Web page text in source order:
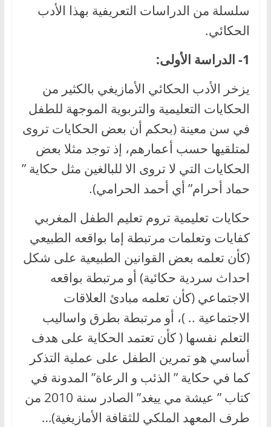
سلسلة من الدراسات التعريفية بهذا الأدب
الحكائي.
1- الدراسة الأولى:
يزخر الأدب الحكائي الأمازيغي بالكثير من
الحكايات التعليمية والتربوية الموجهة للطفل
في سن معينة (بحكم أن بعض الحكايات تروى
لمتلقيها حسب أعمارهم، إذ توجد مثلا بعض
الحكايات التي لا تروى الا للبالغين مثل حكاية ”
حماد أحرام” أي أحمد الحرامي).
حكايات تعليمية تروم تعليم الطفل المغربي
كفايات وتعلمات مرتبطة إما بواقعه الطبيعي
(كأن تعلمه بعض القوانين الطبيعية على شكل
احداث سردية حكائية) أو مرتبطة بواقعه
الاجتماعي (كأن تعلمه مبادئ العلاقات
الاجتماعية .. )، أو مرتبطة بطرق واساليب
التعلم نفسها ( كأن تعتمد الحكاية على هدف
أساسي هو تمرين الطفل على عملية التذكر
كما في حكاية ” الذئب و الرعاة” المدونة في
كتاب ” عيشة مي ييغد” الصادر سنة 2010 من
طرف المعهد الملكي للثقافة الأمازيغية)…